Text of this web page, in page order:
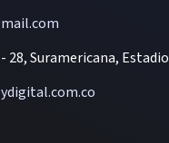
28, Suramericana, Estadio